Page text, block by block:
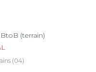
(terrain)
(04)